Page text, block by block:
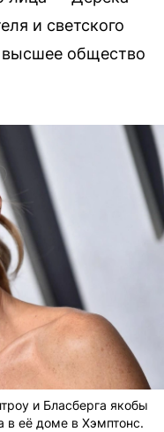
и светского
общество
и Бласберга якобы
в её доме в Хэмптонс.